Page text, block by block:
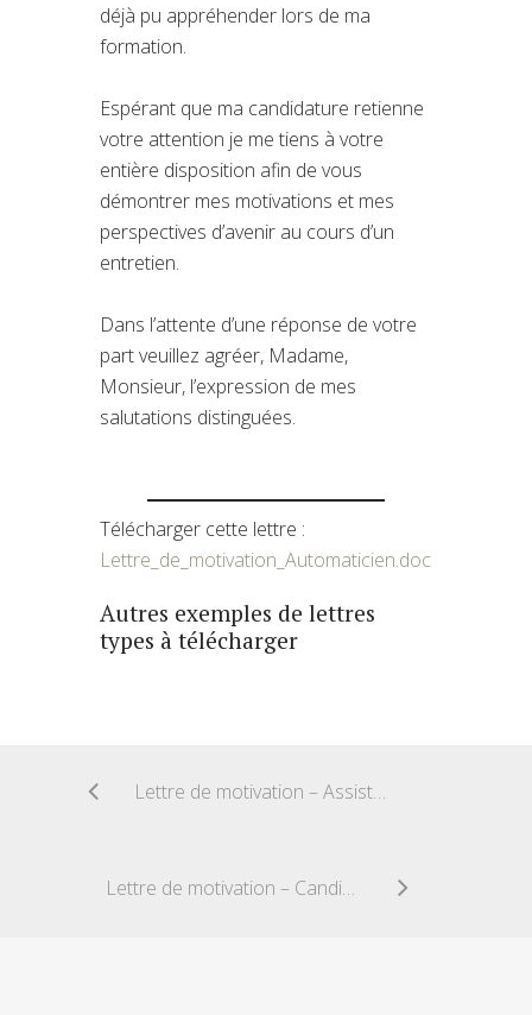
déjà pu appréhender lors de ma
formation.
Espérant que ma candidature retienne
votre attention je me tiens à votre
entière disposition afin de vous
démontrer mes motivations et mes
perspectives d’avenir au cours d’un
entretien.
Dans l’attente d’une réponse de votre
part veuillez agréer, Madame,
Monsieur, l’expression de mes
salutations distinguées.
Télécharger cette lettre :
Lettre_de_motivation_Automaticien.doc
Autres exemples de lettres
types à télécharger
Lettre de motivation – Assistant Comptable
Lettre de motivation – Candidature Infirmier